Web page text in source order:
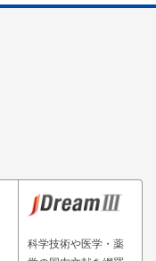
科学技術や医学・薬